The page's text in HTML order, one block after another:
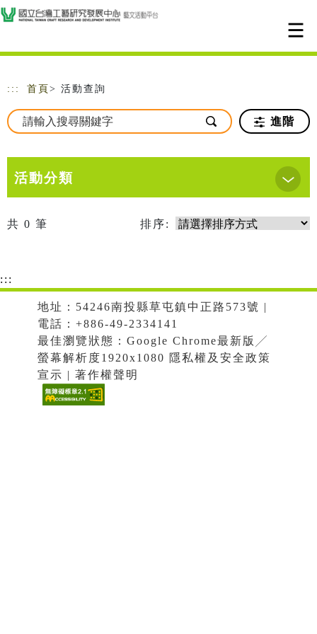
跳到主要內容
網站導覽
::: 首頁 > 活動查詢
進階
活動分類
共 0 筆 排序:
:::
地址：54246南投縣草屯鎮中正路573號 |
電話：+886-49-2334141
最佳瀏覽狀態：Google Chrome最新版╱
螢幕解析度1920x1080 隱私權及安全政策
宣示 | 著作權聲明